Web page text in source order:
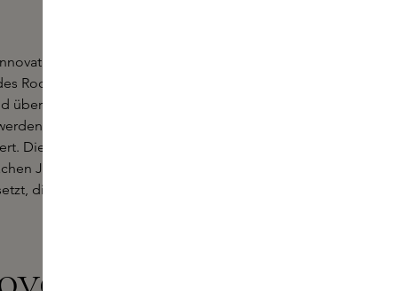
Ansatz, bei dem Musik
Rock bis zu den Emotionen des
übersetzt die Energie eines
in Zusammenarbeit mit
Die außergewöhnlichen
Jusbox Perfumes zu einer
die einen bleibenden Eindruck
Kit von